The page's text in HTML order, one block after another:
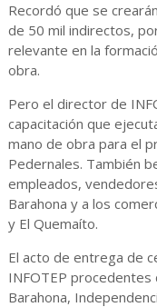
Recordó que se
de 50 mil indirectos,
relevante en la
obra.
Pero el director de
capacitación que
mano de obra para el
Pedernales. También
empleados,
Barahona y a los
y El Quemaíto.
El acto de entrega de
INFOTEP procedentes
Barahona,